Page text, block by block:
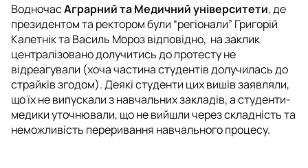
ВодночасАграрний та Медичний університети, де
президентом та ректором були “регіонали” Григорій
Калетнік та Василь Мороз відповідно, на заклик
централізовано долучитись до протесту не
відреагували (хоча частина студентів долучилась до
страйків згодом). Деякі студенти цих вишів заявляли,
що їх не випускали з навчальних закладів, а студенти-
медики уточнювали, що не вийшли через складність та
неможливість переривання навчального процесу.